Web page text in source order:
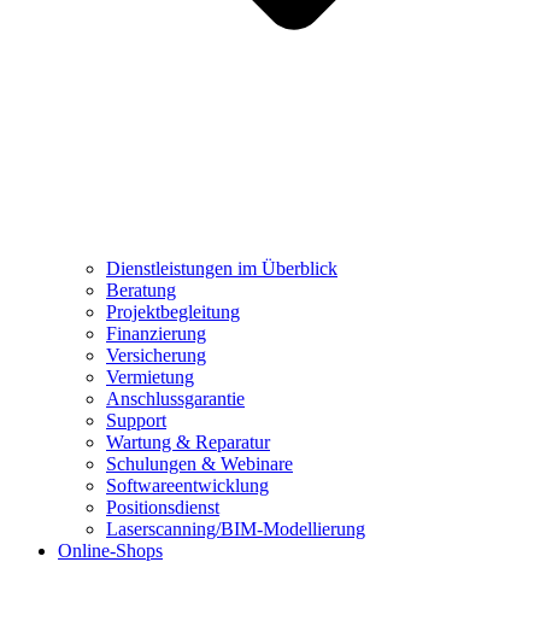
Dienstleistungen im Überblick
Beratung
Projektbegleitung
Finanzierung
Versicherung
Vermietung
Anschlussgarantie
Support
Wartung & Reparatur
Schulungen & Webinare
Softwareentwicklung
Positionsdienst
Laserscanning/BIM-Modellierung
Online-Shops